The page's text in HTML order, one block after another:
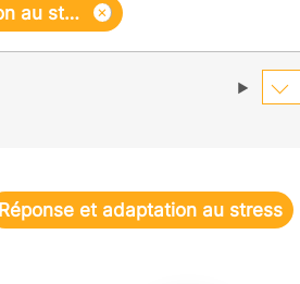
×
Réponse et adaptation au stress
Réponse et adaptation au stress